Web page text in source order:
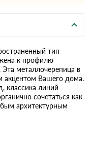
тип
к профилю
Эта металлочерепица в
акцентом Вашего дома.
классика линий
сочетаться как
архитектурным